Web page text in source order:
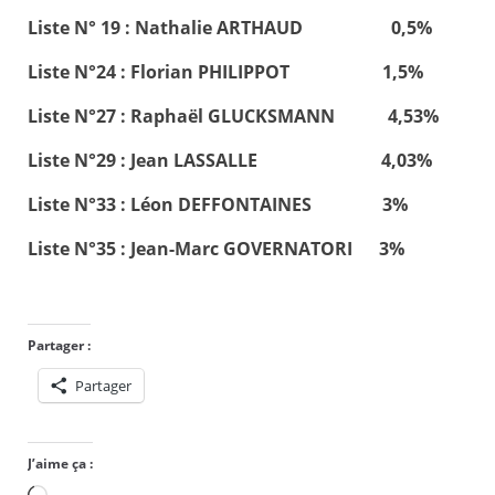
Liste N° 19 : Nathalie ARTHAUD 0,5%
Liste N°24 : Florian PHILIPPOT 1,5%
Liste N°27 : Raphaël GLUCKSMANN 4,53%
Liste N°29 : Jean LASSALLE 4,03%
Liste N°33 : Léon DEFFONTAINES 3%
Liste N°35 : Jean-Marc GOVERNATORI 3%
Partager :
Partager
J’aime ça :